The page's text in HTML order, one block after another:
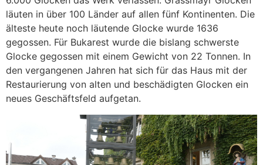
läuten in über 100 Länder auf allen fünf Kontinenten. Die
älteste heute noch läutende Glocke wurde 1636
gegossen. Für Bukarest wurde die bislang schwerste
Glocke gegossen mit einem Gewicht von 22 Tonnen. In
den vergangenen Jahren hat sich für das Haus mit der
Restaurierung von alten und beschädigten Glocken ein
neues Geschäftsfeld aufgetan.